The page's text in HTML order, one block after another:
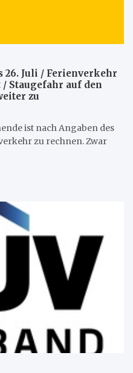
26. Juli / Ferienverkehr
Staugefahr auf den
zu
ist nach Angaben des
zu rechnen. Zwar